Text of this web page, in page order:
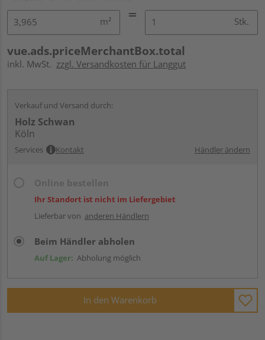
m² Stk.
vue.ads.priceMerchantBox.total
inkl. MwSt. zzgl. Versandkosten für Langgut
Verkauf und Versand durch:
Holz Schwan
Köln
Services Kontakt Händler ändern
Ihr Standort ist nicht im Liefergebiet
Lieferbar von anderen Händlern
Beim Händler abholen
Auf Lager: Abholung möglich
In den Warenkorb